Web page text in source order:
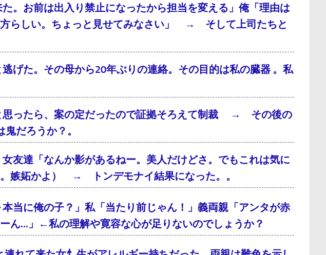
。お前は出入り禁止になったから担当を変える」俺「理由は
方らしい。ちょっと見せてみなさい」 → そして上司たちと
げた。その母から20年ぶりの連絡。その目的は私の臓器 。私
思ったら、案の定だったので証拠そろえて制裁 → その後の
だろうか？。
友達「なんか影があるねー。美人だけどさ。でもこれは気に
嫉妬かよ） → トンデモナイ結果になった。。
当に俺の子？」私「当たり前じゃん！」義両親「アンタが赤
ん…」←私の理解や寛容な心が足りないのでしょうか？